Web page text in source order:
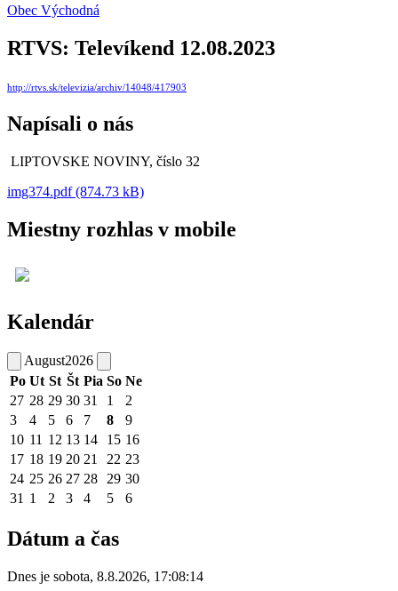
Obec Východná
RTVS: Televíkend 12.08.2023
http://rtvs.sk/televizia/archiv/14048/417903
Napísali o nás
LIPTOVSKE NOVINY, číslo 32
img374.pdf (874.73 kB)
Miestny rozhlas v mobile
Kalendár
August2026
Po Ut St Št Pia So Ne
27 28 29 30 31 1
2
3
4 5 6 7 8
9
10 11 12 13 14 15 16
17 18 19 20 21 22 23
24 25 26 27 28 29 30
31 1 2 3 4 5 6
Dátum a čas
Dnes je sobota, 8.8.2026, 17:08:14